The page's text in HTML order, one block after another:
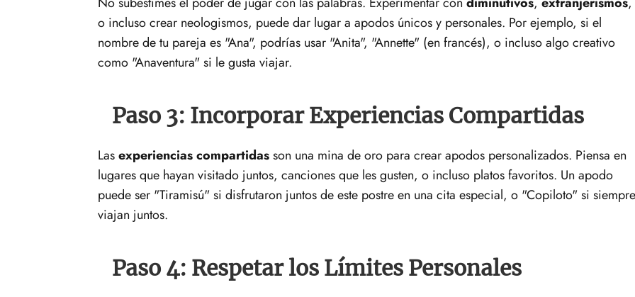
o incluso crear neologismos, puede dar lugar a apodos únicos y personales. Por ejemplo, si el
nombre de tu pareja es "Ana", podrías usar "Anita", "Annette" (en francés), o incluso algo creativo
como "Anaventura" si le gusta viajar.
Paso 3: Incorporar Experiencias Compartidas
Lasexperiencias compartidasson una mina de oro para crear apodos personalizados. Piensa en
lugares que hayan visitado juntos, canciones que les gusten, o incluso platos favoritos. Un apodo
puede ser "Tiramisú" si disfrutaron juntos de este postre en una cita especial, o "Copiloto" si siempre
viajan juntos.
Paso 4: Respetar los Límites Personales